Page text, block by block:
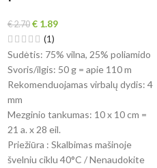
€2.70 € 1.89
(1)
Sudėtis: 75% vilna, 25% poliamido
Svoris/ilgis: 50 g = apie 110 m
Rekomenduojamas virbalų dydis: 4
mm
Mezginio tankumas: 10 x 10 cm =
21 a. x 28 eil.
Priežiūra : Skalbimas mašinoje
švelniu ciklu 40°C / Nenaudokite